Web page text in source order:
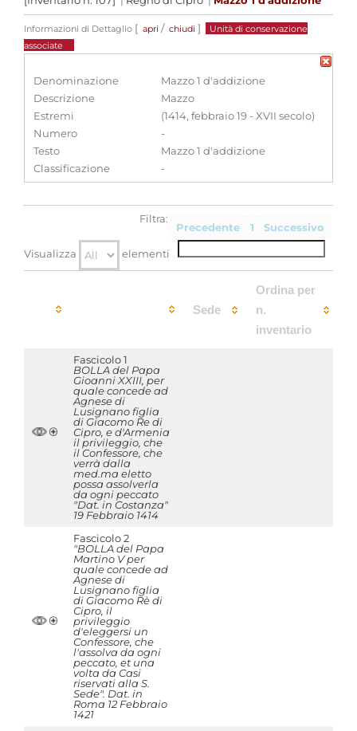
Informazioni di Dettaglio [ apri / chiudi ]
Unità di conservazione
associate
Denominazione
Mazzo 1 d'addizione
Descrizione
Mazzo
Estremi
(1414, febbraio 19 - XVII secolo)
Numero
-
Testo
Mazzo 1 d'addizione
Classificazione
-
Precedente 1 Successivo
Visualizza elementi
Filtra:
Sede
Ordina per
n.
inventario
Fascicolo 1
BOLLA del Papa
Gioanni XXIII, per
quale concede ad
Agnese di
Lusignano figlia
di Giacomo Re di
Cipro, e d'Armenia
il privileggio, che
il Confessore, che
verrà dalla
med.ma eletto
possa assolverla
da ogni peccato
"Dat. in Costanza"
19 Febbraio 1414
Fascicolo 2
"BOLLA del Papa
Martino V per
quale concede ad
Agnese di
Lusignano figlia
di Giacomo Rè di
Cipro, il
privileggio
d'eleggersi un
Confessore, che
l'assolva da ogni
peccato, et una
volta da Casi
riservati alla S.
Sede". Dat. in
Roma 12 Febbraio
1421